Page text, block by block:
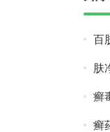
百
肤
癣
癣